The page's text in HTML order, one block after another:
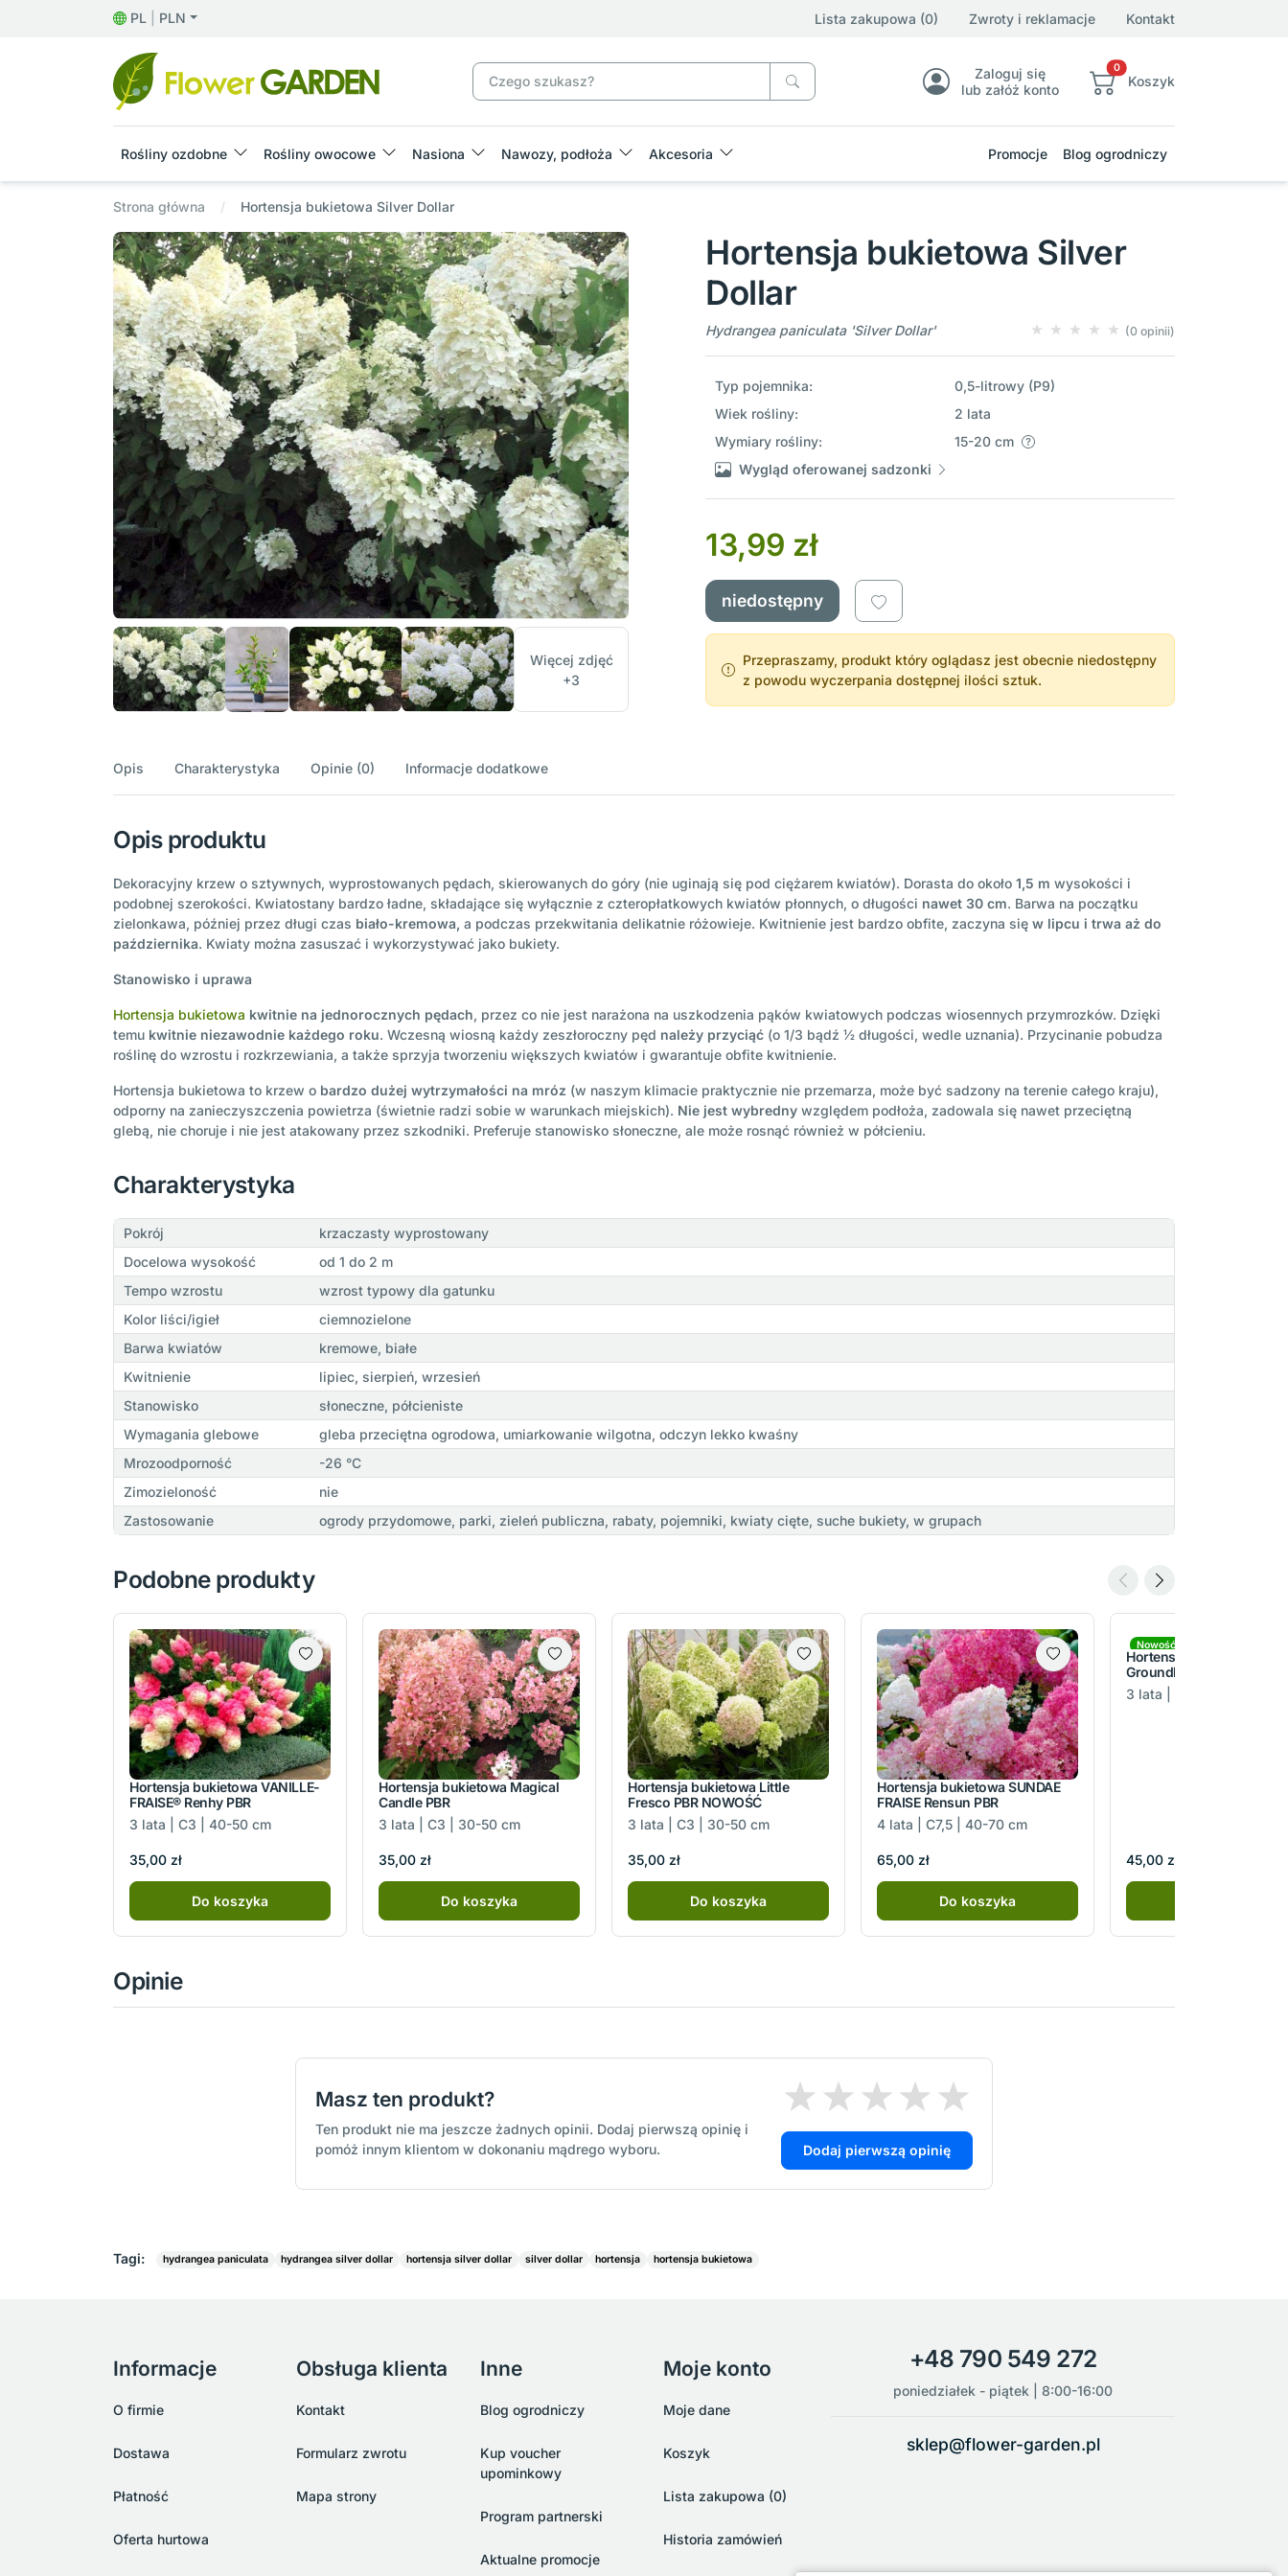
PL PLN Lista zakupowa (0) Zwroty i reklamacje Kontakt
Zaloguj się
lub załóż konto
0
Koszyk
Rośliny ozdobne Rośliny owocowe Nasiona Nawozy, podłoża Akcesoria Promocje Blog ogrodniczy
Strona główna Hortensja bukietowa Silver Dollar
Więcej zdjęć
+3
Hortensja bukietowa Silver
Dollar
Hydrangea paniculata 'Silver Dollar' (0 opinii)
Typ pojemnika:
0,5-litrowy (P9)
Wiek rośliny:
2 lata
Wymiary rośliny:
15-20 cm
Wygląd oferowanej sadzonki
13,99 zł
niedostępny
Przepraszamy, produkt który oglądasz jest obecnie niedostępny
z powodu wyczerpania dostępnej ilości sztuk.
Opis Charakterystyka Opinie (0) Informacje dodatkowe
Opis produktu
Dekoracyjny krzew o sztywnych, wyprostowanych pędach, skierowanych do góry (nie uginają się pod ciężarem kwiatów). Dorasta do około 1,5 m wysokości i
podobnej szerokości. Kwiatostany bardzo ładne, składające się wyłącznie z czteropłatkowych kwiatów płonnych, o długości nawet 30 cm. Barwa na początku
zielonkawa, później przez długi czas biało-kremowa, a podczas przekwitania delikatnie różowieje. Kwitnienie jest bardzo obfite, zaczyna się w lipcu i trwa aż do
października. Kwiaty można zasuszać i wykorzystywać jako bukiety.
Stanowisko i uprawa
Hortensja bukietowa kwitnie na jednorocznych pędach, przez co nie jest narażona na uszkodzenia pąków kwiatowych podczas wiosennych przymrozków. Dzięki
temu kwitnie niezawodnie każdego roku. Wczesną wiosną każdy zeszłoroczny pęd należy przyciąć (o 1/3 bądź ½ długości, wedle uznania). Przycinanie pobudza
roślinę do wzrostu i rozkrzewiania, a także sprzyja tworzeniu większych kwiatów i gwarantuje obfite kwitnienie.
Hortensja bukietowa to krzew o bardzo dużej wytrzymałości na mróz (w naszym klimacie praktycznie nie przemarza, może być sadzony na terenie całego kraju),
odporny na zanieczyszczenia powietrza (świetnie radzi sobie w warunkach miejskich). Nie jest wybredny względem podłoża, zadowala się nawet przeciętną
glebą, nie choruje i nie jest atakowany przez szkodniki. Preferuje stanowisko słoneczne, ale może rosnąć również w półcieniu.
Charakterystyka
Pokrój
krzaczasty wyprostowany
Docelowa wysokość
od 1 do 2 m
Tempo wzrostu
wzrost typowy dla gatunku
Kolor liści/igieł
ciemnozielone
Barwa kwiatów
kremowe, białe
Kwitnienie
lipiec, sierpień, wrzesień
Stanowisko
słoneczne, półcieniste
Wymagania glebowe
gleba przeciętna ogrodowa, umiarkowanie wilgotna, odczyn lekko kwaśny
Mrozoodporność
-26 °C
Zimozieloność
nie
Zastosowanie
ogrody przydomowe, parki, zieleń publiczna, rabaty, pojemniki, kwiaty cięte, suche bukiety, w grupach
Podobne produkty
Hortensja bukietowa VANILLE-
FRAISE® Renhy PBR
3 lata | C3 | 40-50 cm
35,00 zł
Do koszyka
Hortensja bukietowa Magical
Candle PBR
3 lata | C3 | 30-50 cm
35,00 zł
Do koszyka
Hortensja bukietowa Little
Fresco PBR NOWOŚĆ
3 lata | C3 | 30-50 cm
35,00 zł
Do koszyka
Hortensja bukietowa SUNDAE
FRAISE Rensun PBR
4 lata | C7,5 | 40-70 cm
65,00 zł
Do koszyka
Nowość
Hortensja bukietowa
Groundbreaker® Ruby™
3 lata | C3 | 20-30 cm
45,00 zł
Opinie
Masz ten produkt?
Ten produkt nie ma jeszcze żadnych opinii. Dodaj pierwszą opinię i
pomóż innym klientom w dokonaniu mądrego wyboru.
Dodaj pierwszą opinię
Tagi: hydrangea paniculata hydrangea silver dollar hortensja silver dollar silver dollar hortensja hortensja bukietowa
Informacje
O firmie
Dostawa
Płatność
Oferta hurtowa
Obsługa klienta
Kontakt
Formularz zwrotu
Mapa strony
Inne
Blog ogrodniczy
Kup voucher
upominkowy
Program partnerski
Aktualne promocje
Moje konto
Moje dane
Koszyk
Lista zakupowa (0)
Historia zamówień
+48 790 549 272
poniedziałek - piątek | 8:00-16:00
sklep@flower-garden.pl